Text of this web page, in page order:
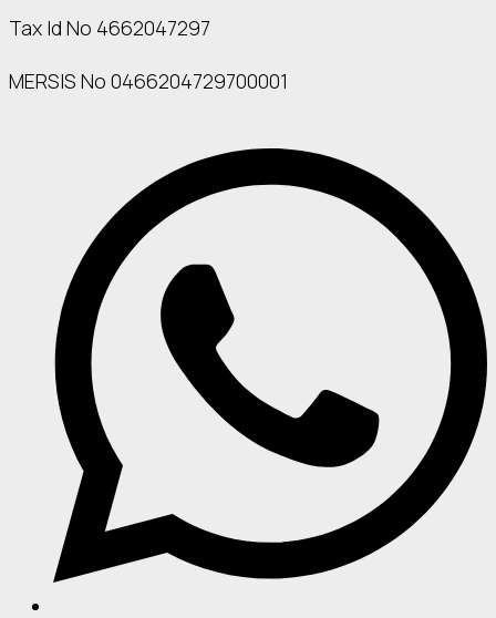
Tax Id No 4662047297
MERSIS No 0466204729700001